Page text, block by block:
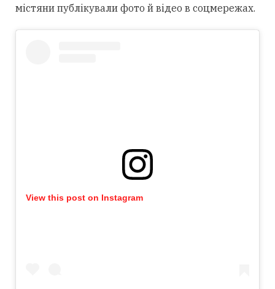
містяни публікували фото й відео в соцмережах.
View this post on Instagram